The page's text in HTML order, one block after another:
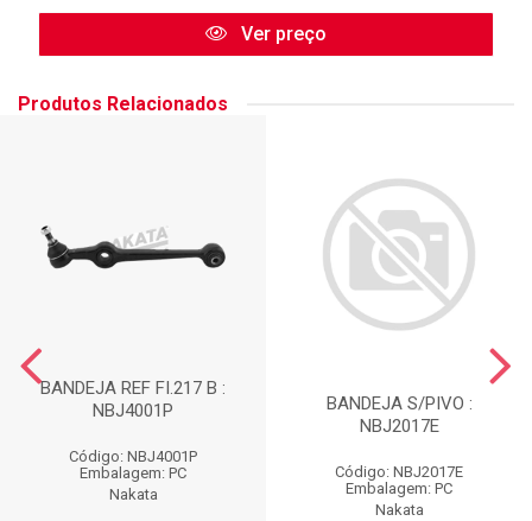
Ver preço
Produtos Relacionados
BANDEJA REF FI.217 B :
NBJ4001P
Código: NBJ4001P
Embalagem: PC
Nakata
BANDEJA S/PIVO :
NBJ2017E
Código: NBJ2017E
Embalagem: PC
Nakata